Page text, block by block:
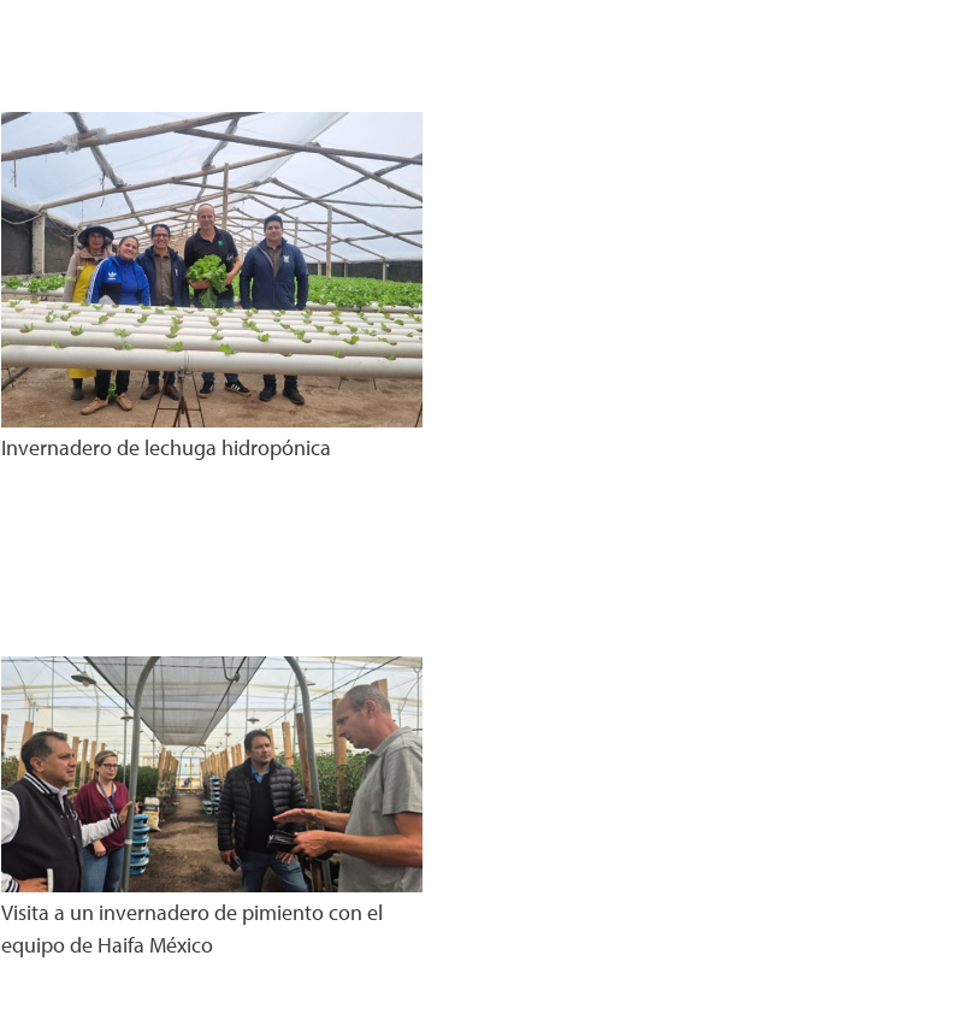
Invernadero de lechuga hidropónica
Visita a un invernadero de pimiento con el
equipo de Haifa México